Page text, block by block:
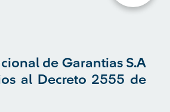
de Garantias S.A
al Decreto 2555 de